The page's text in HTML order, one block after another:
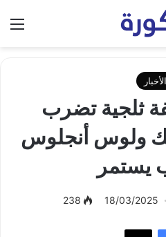
الأخبار
ثلجية تضرب
ولوس أنجلوس
يستمر
18/03/2025
238
فيسبوك